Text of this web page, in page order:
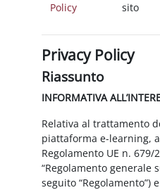
Policy
sito
Privacy Policy
Riassunto
INFORMATIVA
Relativa al trattamento
piattaforma e-learning,
Regolamento UE n. 679/
“Regolamento generale
seguito “Regolamento”)